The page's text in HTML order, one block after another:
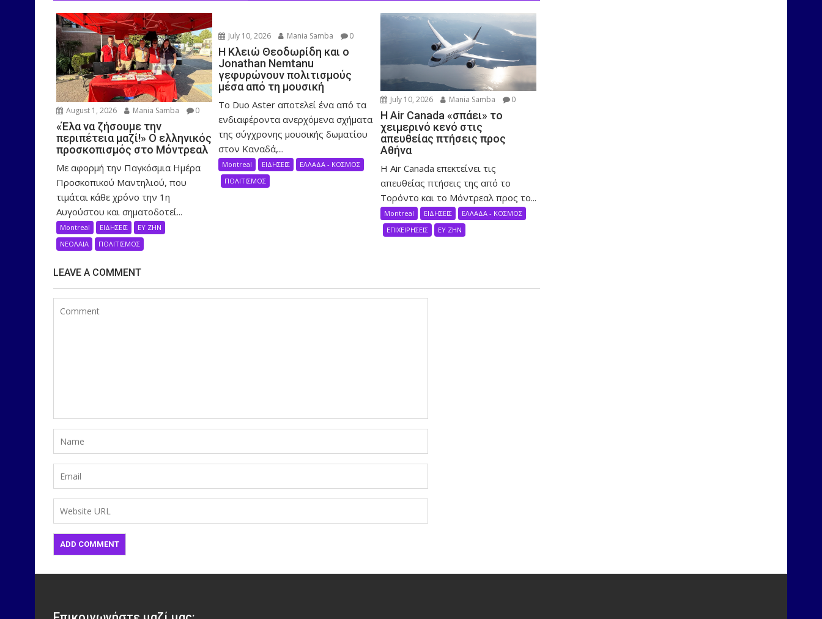
August 1, 2026 Mania Samba 0
«Έλα να ζήσουμε την
περιπέτεια μαζί!» Ο ελληνικός
προσκοπισμός στο Μόντρεαλ
Με αφορμή την Παγκόσμια Ημέρα
Προσκοπικού Μαντηλιού, που
τιμάται κάθε χρόνο την 1η
Αυγούστου και σηματοδοτεί...
Montreal ΕΙΔΗΣΕΙΣ
ΕΥ ΖΗΝ
ΝΕΟΛΑΙΑ
ΠΟΛΙΤΙΣΜΟΣ
July 10, 2026 Mania Samba 0
Η Κλειώ Θεοδωρίδη και ο
Jonathan Nemtanu
γεφυρώνουν πολιτισμούς
μέσα από τη μουσική
Το Duo Aster αποτελεί ένα από τα
ενδιαφέροντα ανερχόμενα σχήματα
της σύγχρονης μουσικής δωματίου
στον Καναδά,...
Montreal ΕΙΔΗΣΕΙΣ
ΕΛΛΑΔΑ - ΚΟΣΜΟΣ
ΠΟΛΙΤΙΣΜΟΣ
July 10, 2026 Mania Samba 0
Η Air Canada «σπάει» το
χειμερινό κενό στις
απευθείας πτήσεις προς
Αθήνα
Η Air Canada επεκτείνει τις
απευθείας πτήσεις της από το
Τορόντο και το Μόντρεαλ προς το...
Montreal ΕΙΔΗΣΕΙΣ
ΕΛΛΑΔΑ - ΚΟΣΜΟΣ
ΕΠΙΧΕΙΡΗΣΕΙΣ
ΕΥ ΖΗΝ
LEAVE A COMMENT